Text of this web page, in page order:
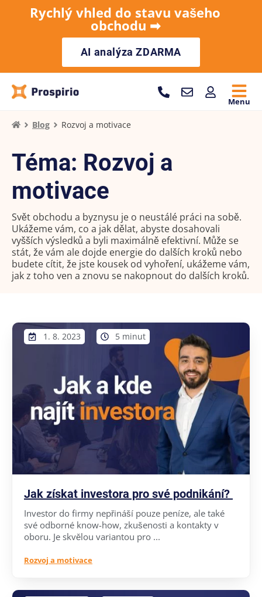
Rychlý vhled do stavu vašeho
obchodu ➡︎
AI analýza ZDARMA
Menu
Blog Rozvoj a motivace
Téma: Rozvoj a
motivace
Svět obchodu a byznysu je o neustálé práci na sobě.
Ukážeme vám, co a jak dělat, abyste dosahovali
vyšších výsledků a byli maximálně efektivní. Může se
stát, že vám ale dojde energie do dalších kroků nebo
budete cítit, že jste kousek od vyhoření, ukážeme vám,
jak z toho ven a znovu se nakopnout do dalších kroků.
1. 8. 2023 5 minut
Jak získat investora pro své podnikání?
Investor do firmy nepřináší pouze peníze, ale také
své odborné know-how, zkušenosti a kontakty v
oboru. Je skvělou variantou pro ...
Rozvoj a motivace